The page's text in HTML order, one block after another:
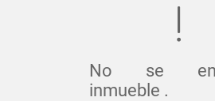
No se
inmueble .